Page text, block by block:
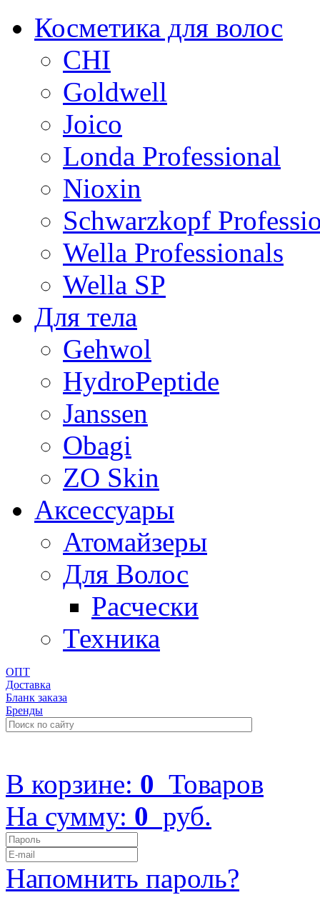
Косметика для волос
CHI
Goldwell
Joico
Londa Professional
Nioxin
Schwarzkopf
Wella Professionals
Wella SP
Для тела
Gehwol
HydroPeptide
Janssen
Obagi
ZO Skin
Aксессуары
Атомайзеры
Для Волос
Расчески
Техника
ОПТ
Доставка
Бланк заказа
Бренды
В корзине: 0 Товаров
На сумму: 0 руб.
Напомнить пароль?